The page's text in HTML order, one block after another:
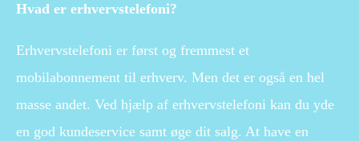
Hvad er erhvervstelefoni?
Erhvervstelefoni er først og fremmest et
mobilabonnement til erhverv. Men det er også en hel
masse andet. Ved hjælp af erhvervstelefoni kan du yde
en god kundeservice samt øge dit salg. At have en